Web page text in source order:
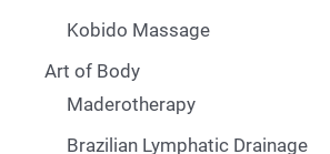
Kobido Massage
Art of Body
Maderotherapy
Brazilian Lymphatic Drainage